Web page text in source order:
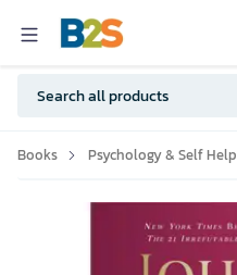
Books Psychology & Self Help